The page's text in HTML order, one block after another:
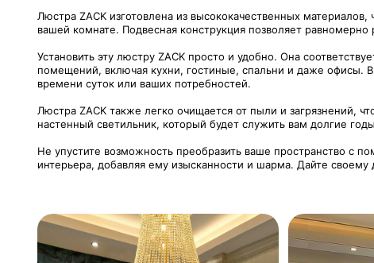
Люстра ZACK изготовлена из высококачественных
вашей комнате. Подвесная конструкция позволяет
Установить эту люстру ZACK просто и удобно. Она
помещений, включая кухни, гостиные, спальни и даже офисы.
времени суток или ваших потребностей.
Люстра ZACK также легко очищается от пыли и загрязнений,
настенный светильник, который будет служить вам долгие
Не упустите возможность преобразить ваше пространство с
интерьера, добавляя ему изысканности и шарма. Дайте